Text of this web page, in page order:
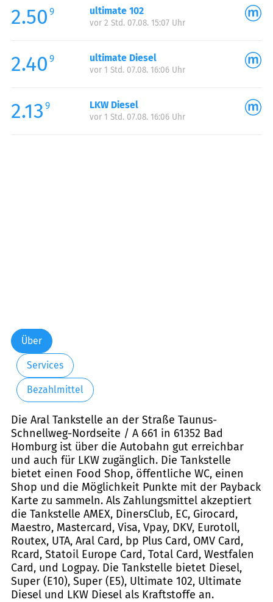
2.50 9 ultimate 102
vor 2 Std. 07.08. 15:07 Uhr
2.40 9 ultimate Diesel
vor 1 Std. 07.08. 16:06 Uhr
2.13 9 LKW Diesel
vor 1 Std. 07.08. 16:06 Uhr
Über
Services
Bezahlmittel
Die Aral Tankstelle an der Straße Taunus-
Schnellweg-Nordseite / A 661 in 61352 Bad
Homburg ist über die Autobahn gut erreichbar
und auch für LKW zugänglich. Die Tankstelle
bietet einen Food Shop, öffentliche WC, einen
Shop und die Möglichkeit Punkte mit der Payback
Karte zu sammeln. Als Zahlungsmittel akzeptiert
die Tankstelle AMEX, DinersClub, EC, Girocard,
Maestro, Mastercard, Visa, Vpay, DKV, Eurotoll,
Routex, UTA, Aral Card, bp Plus Card, OMV Card,
Rcard, Statoil Europe Card, Total Card, Westfalen
Card, und Logpay. Die Tankstelle bietet Diesel,
Super (E10), Super (E5), Ultimate 102, Ultimate
Diesel und LKW Diesel als Kraftstoffe an.